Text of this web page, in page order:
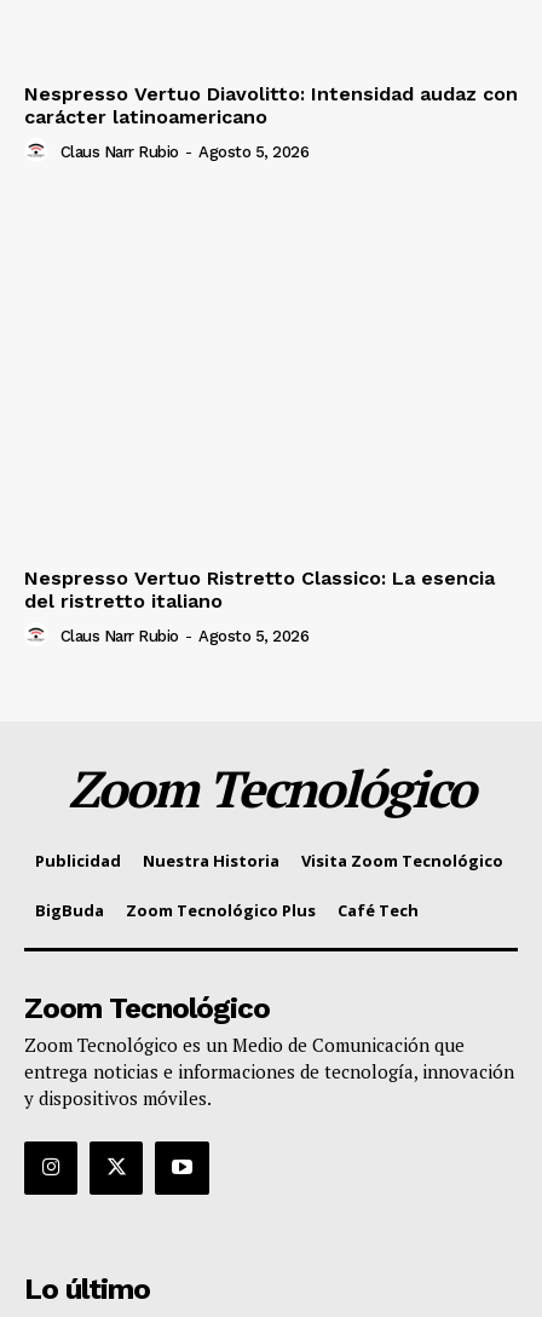
Nespresso Vertuo Diavolitto: Intensidad audaz con
carácter latinoamericano
Claus Narr Rubio - Agosto 5, 2026
Nespresso Vertuo Ristretto Classico: La esencia
del ristretto italiano
Claus Narr Rubio - Agosto 5, 2026
Zoom Tecnológico
Publicidad Nuestra Historia Visita Zoom Tecnológico
BigBuda Zoom Tecnológico Plus Café Tech
Zoom Tecnológico
Zoom Tecnológico es un Medio de Comunicación que
entrega noticias e informaciones de tecnología, innovación
y dispositivos móviles.
Lo último